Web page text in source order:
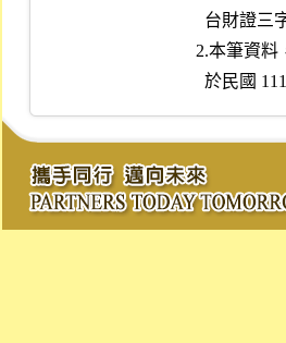
2.本筆資料
於民國